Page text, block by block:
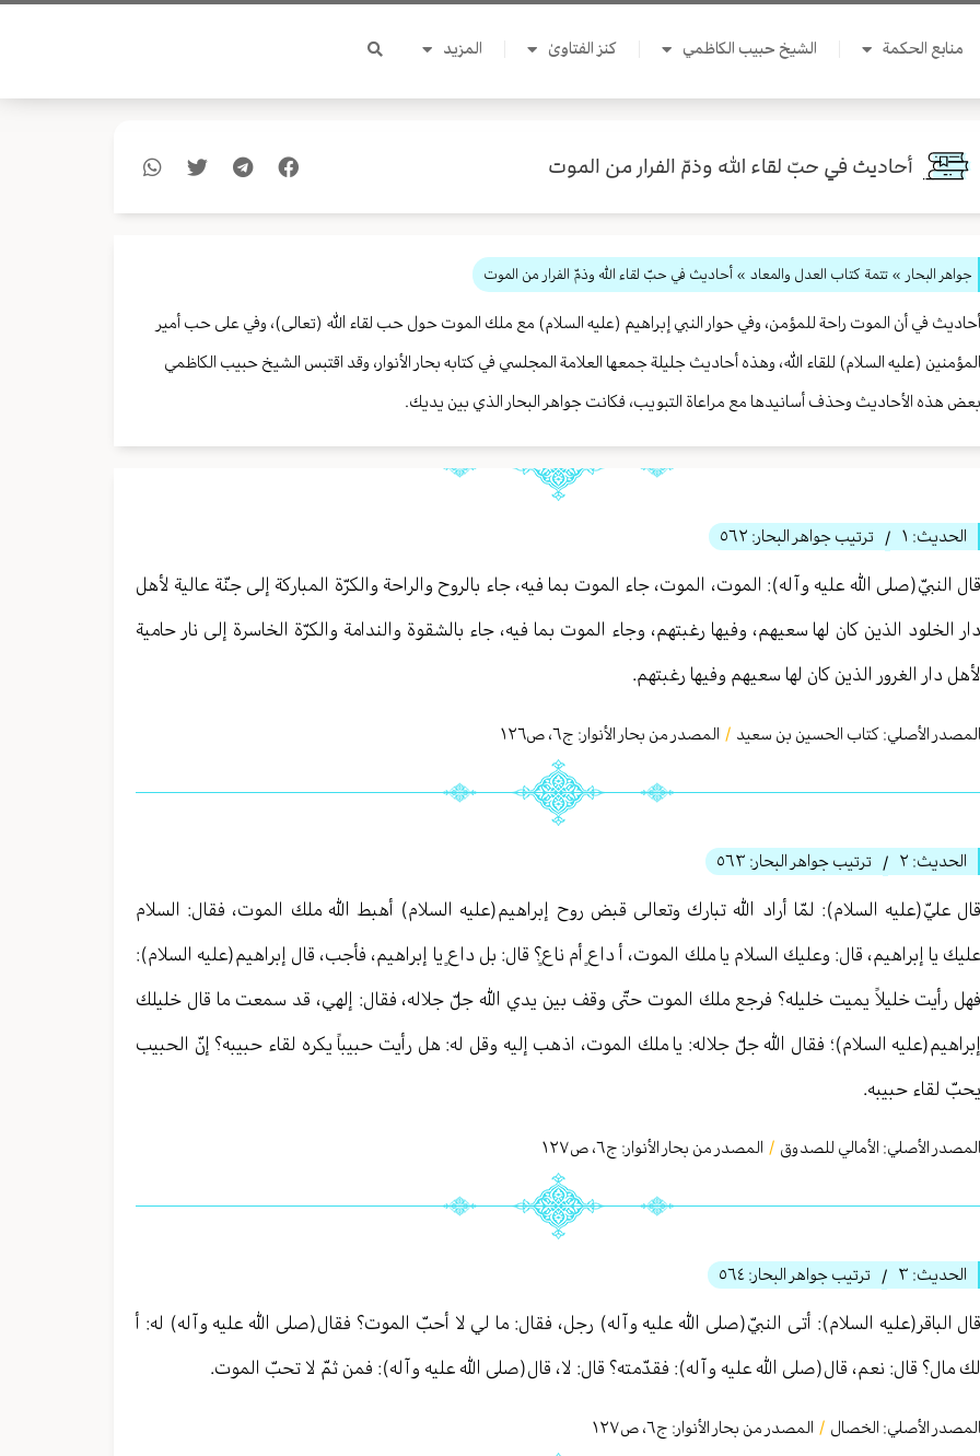
منابع الحكمة الشيخ حبيب الكاظمي كنز الفتاوىٰ المزيد
أحاديث في حبّ لقاء الله وذمّ الفرار من الموت
جواهر البحار » تتمة كتاب العدل والمعاد » أحاديث في حبّ لقاء الله وذمّ الفرار من الموت
أحاديث في أن الموت راحة للمؤمن، وفي حوار النبي إبراهيم (عليه السلام) مع ملك الموت حول حب لقاء الله (تعالى)، وفي على حب أمير
المؤمنين (عليه السلام) للقاء الله، وهذه أحاديث جليلة جمعها العلامة المجلسي في كتابه بحار الأنوار، وقد اقتبس الشيخ حبيب الكاظمي
بعض هذه الأحاديث وحذف أسانيدها مع مراعاة التبويب، فكانت جواهر البحار الذي بين يديك.
الحديث: ١ / ترتيب جواهر البحار: ٥٦٢
قال النبيّ(صلى الله عليه وآله): الموت، الموت، جاء الموت بما فيه، جاء بالروح والراحة والكرّة المباركة إلى جنّة عالية لأهل
دار الخلود الذين كان لها سعيهم، وفيها رغبتهم، وجاء الموت بما فيه، جاء بالشقوة والندامة والكرّة الخاسرة إلى نار حامية
لأهل دار الغرور الذين كان لها سعيهم وفيها رغبتهم.
المصدر الأصلي: كتاب الحسين بن سعيد / المصدر من بحار الأنوار: ج٦، ص١٢٦
الحديث: ٢ / ترتيب جواهر البحار: ٥٦٣
قال عليّ(عليه السلام): لمّا أراد الله تبارك وتعالی قبض روح إبراهيم(عليه السلام) أهبط الله ملك الموت، فقال: السلام
عليك يا إبراهيم، قال: وعليك السلام يا ملك الموت، أ داعٍ أم ناعٍ؟ قال: بل داعٍ يا إبراهيم، فأجب، قال إبراهيم(عليه السلام):
فهل رأيت خليلاً يميت خليله؟ فرجع ملك الموت حتّى وقف بين يدي الله جلّ جلاله، فقال: إلهي، قد سمعت ما قال خليلك
إبراهيم(عليه السلام)؛ فقال الله جلّ جلاله: يا ملك الموت، اذهب إليه وقل له: هل رأيت حبيباً يكره لقاء حبيبه؟ إنّ الحبيب
يحبّ لقاء حبيبه.
المصدر الأصلي: الأمالي للصدوق / المصدر من بحار الأنوار: ج٦، ص١٢٧
الحديث: ٣ / ترتيب جواهر البحار: ٥٦٤
قال الباقر(عليه السلام): أتى النبيّ(صلى الله عليه وآله) رجل، فقال: ما لي لا أحبّ الموت؟ فقال(صلى الله عليه وآله) له: أ
لك مال؟ قال: نعم، قال(صلى الله عليه وآله): فقدّمته؟ قال: لا، قال(صلى الله عليه وآله): فمن ثمّ لا تحبّ الموت.
المصدر الأصلي: الخصال / المصدر من بحار الأنوار: ج٦، ص١٢٧